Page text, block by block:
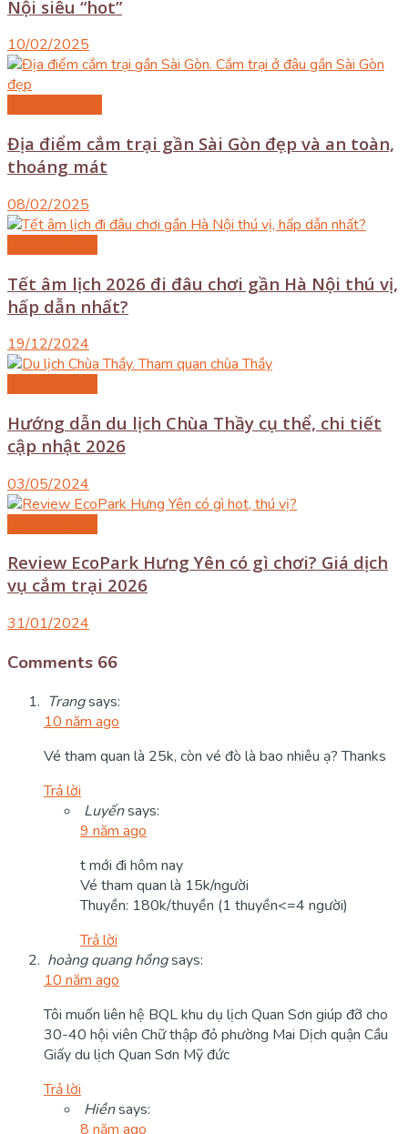
Nội siêu “hot”
10/02/2025
Địa điểm cắm trại gần Sài Gòn đẹp và an toàn,
thoáng mát
08/02/2025
Tết âm lịch 2026 đi đâu chơi gần Hà Nội thú vị,
hấp dẫn nhất?
19/12/2024
Hướng dẫn du lịch Chùa Thầy cụ thể, chi tiết
cập nhật 2026
03/05/2024
Review EcoPark Hưng Yên có gì chơi? Giá dịch
vụ cắm trại 2026
31/01/2024
Comments 66
Trangsays:
10 năm ago
Vé tham quan là 25k, còn vé đò là bao nhiêu ạ? Thanks
Trả lời
Luyếnsays:
9 năm ago
t mới đi hôm nay
Vé tham quan là 15k/người
Thuyền: 180k/thuyền (1 thuyền<=4 người)
Trả lời
hoàng quang hồngsays:
10 năm ago
Tôi muốn liên hệ BQL khu dụ lịch Quan Sơn giúp đỡ cho
30-40 hội viên Chữ thập đỏ phường Mai Dịch quận Cầu
Giấy du lịch Quan Sơn Mỹ đức
Trả lời
Hiềnsays:
8 năm ago